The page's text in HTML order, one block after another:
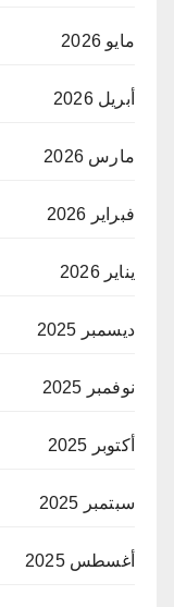
مايو 2026
أبريل 2026
مارس 2026
فبراير 2026
يناير 2026
ديسمبر 2025
نوفمبر 2025
أكتوبر 2025
سبتمبر 2025
أغسطس 2025